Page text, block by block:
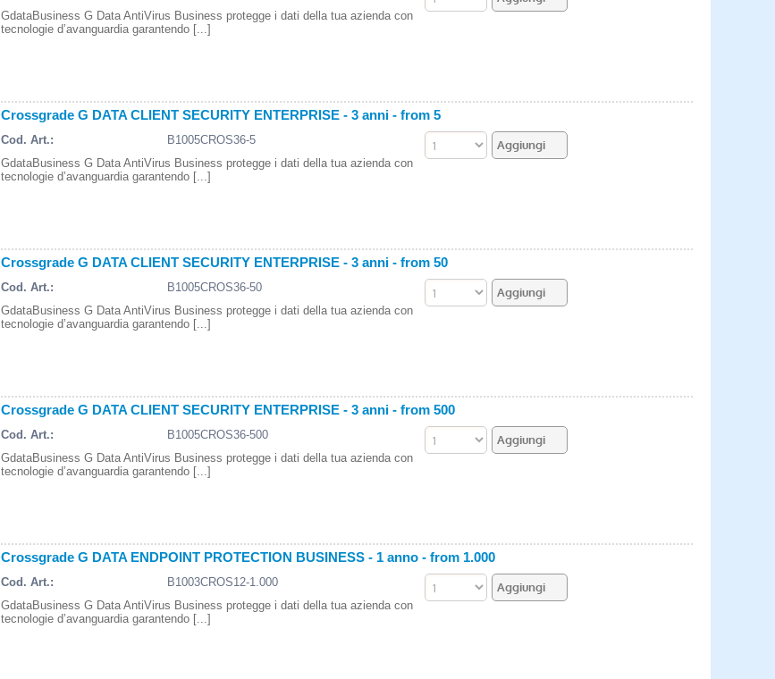
GdataBusiness G Data AntiVirus Business protegge i dati della tua azienda con
tecnologie d’avanguardia garantendo [...]
Crossgrade G DATA CLIENT SECURITY ENTERPRISE - 3 anni - from 5
Cod. Art.:
B1005CROS36-5
GdataBusiness G Data AntiVirus Business protegge i dati della tua azienda con
tecnologie d’avanguardia garantendo [...]
Crossgrade G DATA CLIENT SECURITY ENTERPRISE - 3 anni - from 50
Cod. Art.:
B1005CROS36-50
GdataBusiness G Data AntiVirus Business protegge i dati della tua azienda con
tecnologie d’avanguardia garantendo [...]
Crossgrade G DATA CLIENT SECURITY ENTERPRISE - 3 anni - from 500
Cod. Art.:
B1005CROS36-500
GdataBusiness G Data AntiVirus Business protegge i dati della tua azienda con
tecnologie d’avanguardia garantendo [...]
Crossgrade G DATA ENDPOINT PROTECTION BUSINESS - 1 anno - from 1.000
Cod. Art.:
B1003CROS12-1.000
GdataBusiness G Data AntiVirus Business protegge i dati della tua azienda con
tecnologie d’avanguardia garantendo [...]